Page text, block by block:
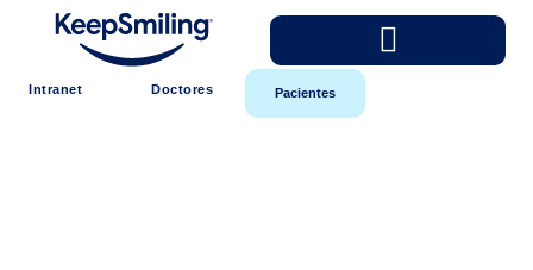
Intranet Doctores Pacientes